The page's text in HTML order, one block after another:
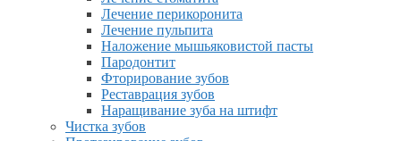
Лечение перикоронита
Лечение пульпита
Наложение мышьяковистой пасты
Пародонтит
Фторирование зубов
Реставрация зубов
Наращивание зуба на штифт
Чистка зубов